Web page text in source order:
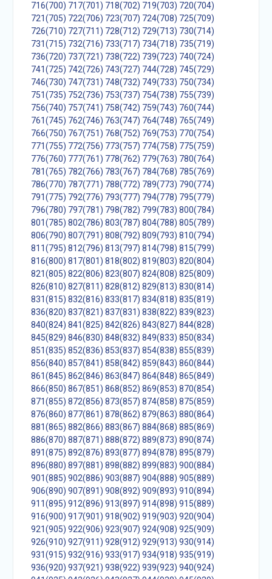
716(700) 717(701) 718(702) 719(703) 720(704)
721(705) 722(706) 723(707) 724(708) 725(709)
726(710) 727(711) 728(712) 729(713) 730(714)
731(715) 732(716) 733(717) 734(718) 735(719)
736(720) 737(721) 738(722) 739(723) 740(724)
741(725) 742(726) 743(727) 744(728) 745(729)
746(730) 747(731) 748(732) 749(733) 750(734)
751(735) 752(736) 753(737) 754(738) 755(739)
756(740) 757(741) 758(742) 759(743) 760(744)
761(745) 762(746) 763(747) 764(748) 765(749)
766(750) 767(751) 768(752) 769(753) 770(754)
771(755) 772(756) 773(757) 774(758) 775(759)
776(760) 777(761) 778(762) 779(763) 780(764)
781(765) 782(766) 783(767) 784(768) 785(769)
786(770) 787(771) 788(772) 789(773) 790(774)
791(775) 792(776) 793(777) 794(778) 795(779)
796(780) 797(781) 798(782) 799(783) 800(784)
801(785) 802(786) 803(787) 804(788) 805(789)
806(790) 807(791) 808(792) 809(793) 810(794)
811(795) 812(796) 813(797) 814(798) 815(799)
816(800) 817(801) 818(802) 819(803) 820(804)
821(805) 822(806) 823(807) 824(808) 825(809)
826(810) 827(811) 828(812) 829(813) 830(814)
831(815) 832(816) 833(817) 834(818) 835(819)
836(820) 837(821) 837(831) 838(822) 839(823)
840(824) 841(825) 842(826) 843(827) 844(828)
845(829) 846(830) 848(832) 849(833) 850(834)
851(835) 852(836) 853(837) 854(838) 855(839)
856(840) 857(841) 858(842) 859(843) 860(844)
861(845) 862(846) 863(847) 864(848) 865(849)
866(850) 867(851) 868(852) 869(853) 870(854)
871(855) 872(856) 873(857) 874(858) 875(859)
876(860) 877(861) 878(862) 879(863) 880(864)
881(865) 882(866) 883(867) 884(868) 885(869)
886(870) 887(871) 888(872) 889(873) 890(874)
891(875) 892(876) 893(877) 894(878) 895(879)
896(880) 897(881) 898(882) 899(883) 900(884)
901(885) 902(886) 903(887) 904(888) 905(889)
906(890) 907(891) 908(892) 909(893) 910(894)
911(895) 912(896) 913(897) 914(898) 915(889)
916(900) 917(901) 918(902) 919(903) 920(904)
921(905) 922(906) 923(907) 924(908) 925(909)
926(910) 927(911) 928(912) 929(913) 930(914)
931(915) 932(916) 933(917) 934(918) 935(919)
936(920) 937(921) 938(922) 939(923) 940(924)